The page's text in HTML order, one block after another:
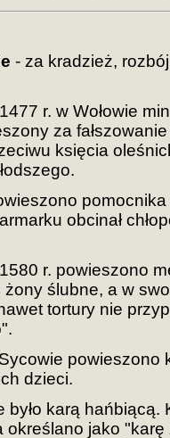
- za kradzież,
r. w Wołowie
za
księcia
obcinał
r. powieszono
żony ślubne, a w
tortury nie
powieszono
dzieci.
było karą hańbiącą.
określano jako "karę